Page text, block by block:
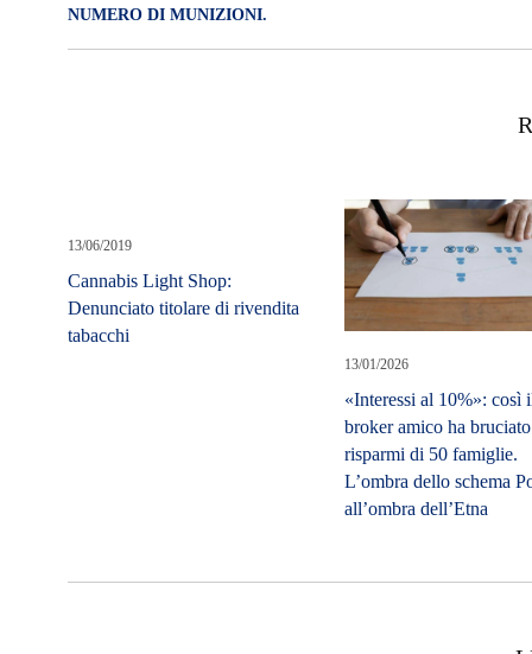
NUMERO DI MUNIZIONI.
13/06/2019
Cannabis Light Shop:
Denunciato titolare di rivendita
tabacchi
13/01/2026
«Interessi al 10%»: così
broker amico ha
risparmi di 50 famiglie.
L’ombra dello schema
all’ombra dell’Etna